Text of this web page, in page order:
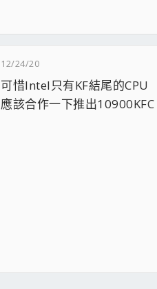
12/24/20
可惜Intel只有KF結尾的CPU
應該合作一下推出10900KFC